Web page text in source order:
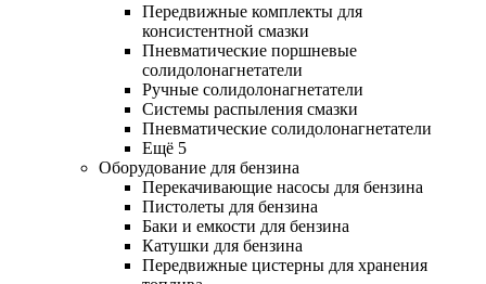
Передвижные комплекты для
консистентной смазки
Пневматические поршневые
солидолонагнетатели
Ручные солидолонагнетатели
Системы распыления смазки
Пневматические солидолонагнетатели
Ещё 5
Оборудование для бензина
Перекачивающие насосы для бензина
Пистолеты для бензина
Баки и емкости для бензина
Катушки для бензина
Передвижные цистерны для хранения